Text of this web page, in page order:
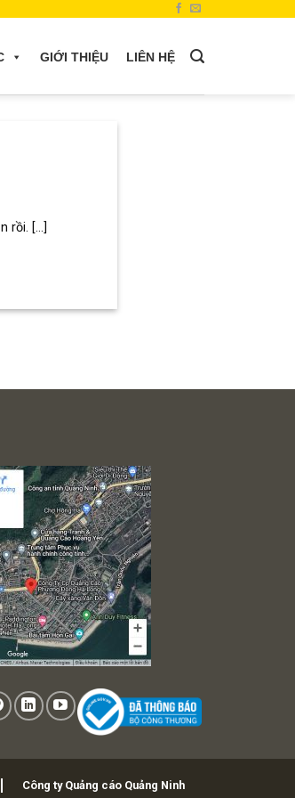
GIỚI THIỆU LIÊN HỆ
rồi. [...]
Công ty Quảng cáo Quảng Ninh